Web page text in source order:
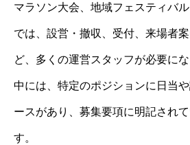
マラソン大会、地域フェスティバ
では、設営・撤収、受付、来場者
ど、多くの運営スタッフが必要にな
中には、特定のポジションに日当
ースがあり、募集要項に明記され
す。